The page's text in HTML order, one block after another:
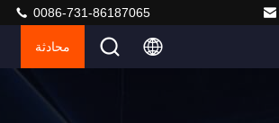
0086-731-86187065
محادثة